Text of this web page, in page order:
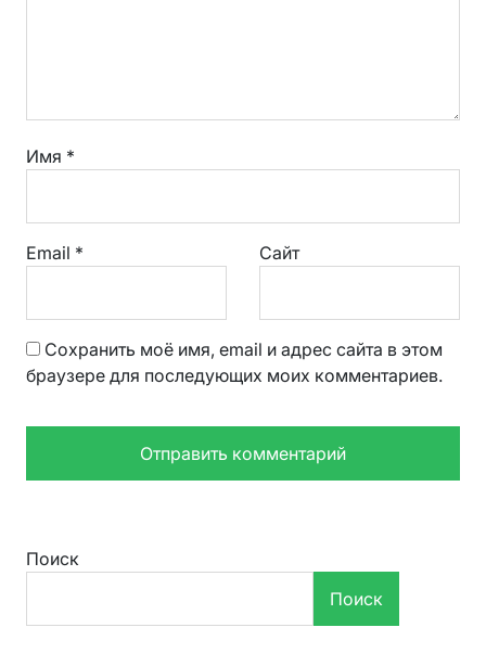
Имя *
Email * Сайт
Сохранить моё имя, email и адрес сайта в этом
браузере для последующих моих комментариев.
Поиск
Поиск